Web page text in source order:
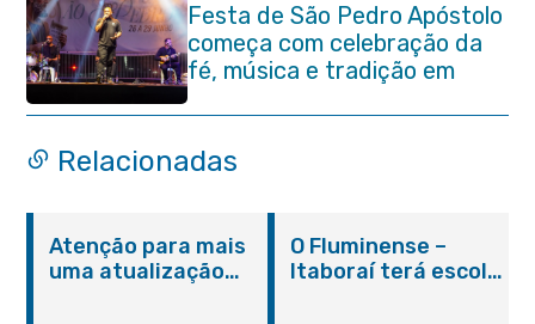
Festa de São Pedro Apóstolo
começa com celebração da
fé, música e tradição em
Venda das Pedras
Relacionadas
Atenção para mais
uma atualização
O Fluminense –
Itaboraí terá escola